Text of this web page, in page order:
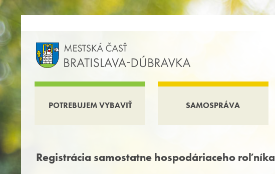
POTREBUJEM VYBAVIŤ SAMOSPRÁVA
Registrácia samostatne hospodáriaceho roľníka